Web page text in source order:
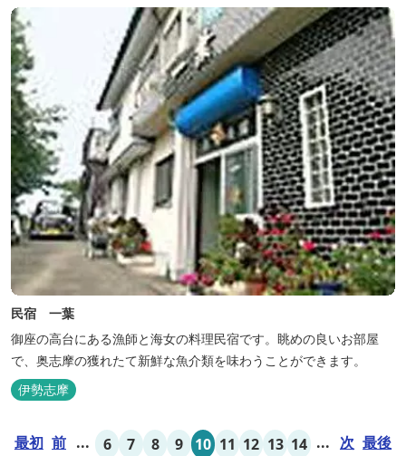
民宿 一葉
御座の高台にある漁師と海女の料理民宿です。眺めの良いお部屋
で、奥志摩の獲れたて新鮮な魚介類を味わうことができます。
伊勢志摩
最初 前 ... 6 7 8 9 10 11 12 13 14 ... 次 最後